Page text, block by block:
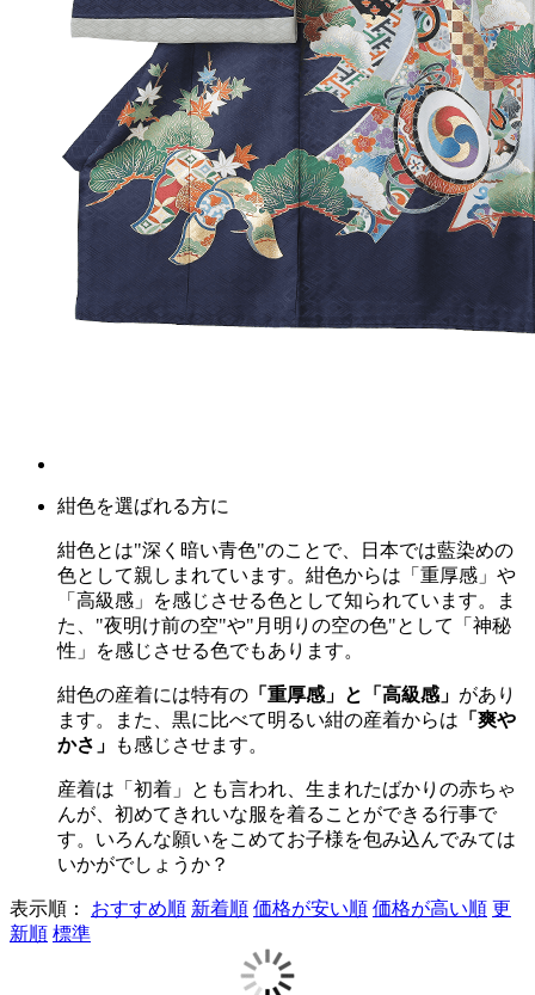
紺色を選ばれる方に
紺色とは"深く暗い青色"のことで、日本では藍染めの
色として親しまれています。紺色からは「重厚感」や
「高級感」を感じさせる色として知られています。ま
た、"夜明け前の空"や"月明りの空の色"として「神秘
性」を感じさせる色でもあります。
紺色の産着には特有の 「重厚感」と「高級感」 があり
ます。また、黒に比べて明るい紺の産着からは 「爽や
かさ」
も感じさせます。
産着は「初着」とも言われ、生まれたばかりの赤ちゃ
んが、初めてきれいな服を着ることができる行事で
す。いろんな願いをこめてお子様を包み込んでみては
いかがでしょうか？
表示順： おすすめ順 新着順 価格が安い順 価格が高い順 更
新順 標準